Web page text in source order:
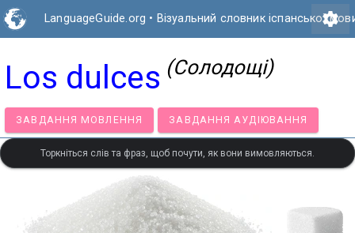
LanguageGuide.org • Візуальний словник іспанськоїsettings
Los dulces (Солодощі)
ЗАВДАННЯ МОВЛЕННЯ ЗАВДАННЯ АУДІЮВАННЯ
Торкніться слів та фраз, щоб почути, як вони вимовляються.